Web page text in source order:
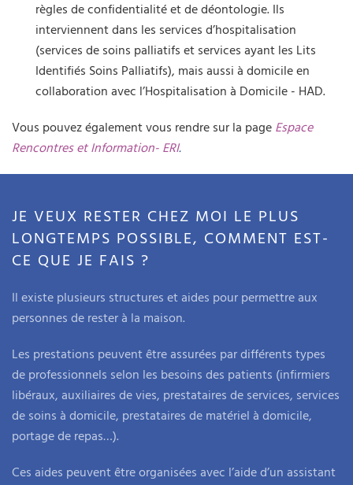
règles de confidentialité et de déontologie. Ils
interviennent dans les services d’hospitalisation
(services de soins palliatifs et services ayant les Lits
Identifiés Soins Palliatifs), mais aussi à domicile en
collaboration avec l’Hospitalisation à Domicile - HAD.
Vous pouvez également vous rendre sur la page Espace
Rencontres et Information- ERI.
JE VEUX RESTER CHEZ MOI LE PLUS
LONGTEMPS POSSIBLE, COMMENT EST-
CE QUE JE FAIS ?
Il existe plusieurs structures et aides pour permettre aux
personnes de rester à la maison.
Les prestations peuvent être assurées par différents types
de professionnels selon les besoins des patients (infirmiers
libéraux, auxiliaires de vies, prestataires de services, services
de soins à domicile, prestataires de matériel à domicile,
portage de repas…).
Ces aides peuvent être organisées avec l’aide d’un assistant